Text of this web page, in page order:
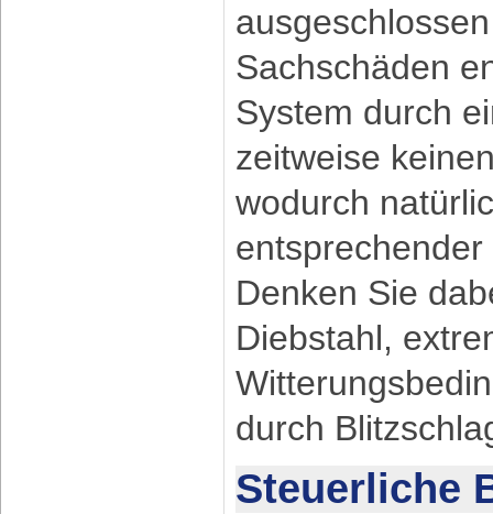
Sachschäden
System durch
zeitweise
wodurch
Denken Sie
Diebstahl,
durch
Steuerliche